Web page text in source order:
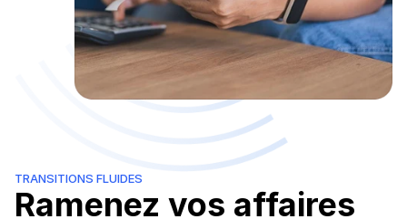
TRANSITIONS FLUIDES
Ramenez vos affaires